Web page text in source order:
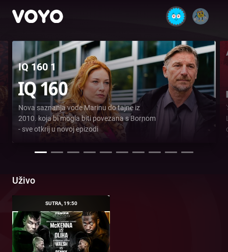
IQ 160 1
Nova saznanja vode Marinu do tajne iz
2010. koja bi mogla biti povezana s Bornom
- sve otkrij u novoj epizodi
Uživo
SUTRA, 19:50